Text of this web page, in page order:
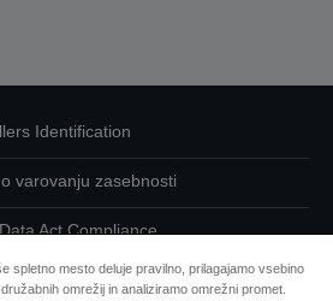
Identification
varovanju zasebnosti
Act Compliance
nas glede svojih podatkov
spletno mesto deluje pravilno, prilagajamo vsebino
omrežij in analiziramo omrežni promet.